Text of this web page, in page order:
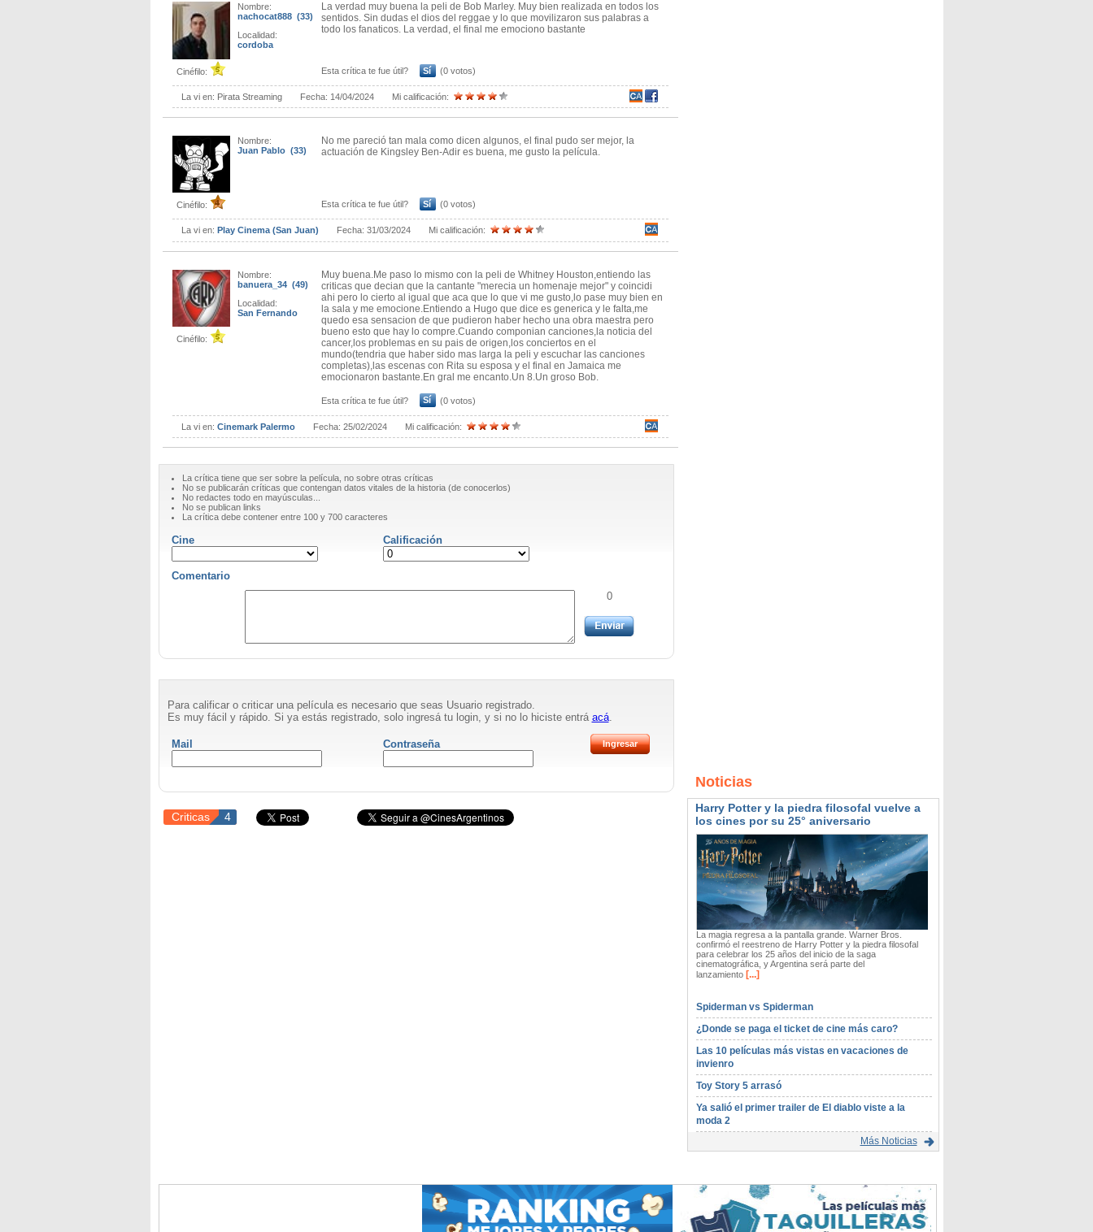
Cinéfilo:
Nombre:
nachocat888 (33)
Localidad:
cordoba
La verdad muy buena la peli de Bob Marley. Muy bien realizada en todos los
sentidos. Sin dudas el dios del reggae y lo que movilizaron sus palabras a
todo los fanaticos. La verdad, el final me emociono bastante
Esta crítica te fue útil? Sí (0 votos)
La vi en: Pirata Streaming Fecha: 14/04/2024 Mi calificación:
Cinéfilo:
Nombre:
Juan Pablo (33)
No me pareció tan mala como dicen algunos, el final pudo ser mejor, la
actuación de Kingsley Ben-Adir es buena, me gusto la película.
Esta crítica te fue útil? Sí (0 votos)
La vi en: Play Cinema (San Juan) Fecha:31/03/2024 Mi calificación:
Cinéfilo:
Nombre:
banuera_34 (49)
Localidad:
San Fernando
Muy buena.Me paso lo mismo con la peli de Whitney Houston,entiendo las
criticas que decian que la cantante "merecia un homenaje mejor" y coincidi
ahi pero lo cierto al igual que aca que lo que vi me gusto,lo pase muy bien en
la sala y me emocione.Entiendo a Hugo que dice es generica y le falta,me
quedo esa sensacion de que pudieron haber hecho una obra maestra pero
bueno esto que hay lo compre.Cuando componian canciones,la noticia del
cancer,los problemas en su pais de origen,los conciertos en el
mundo(tendria que haber sido mas larga la peli y escuchar las canciones
completas),las escenas con Rita su esposa y el final en Jamaica me
emocionaron bastante.En gral me encanto.Un 8.Un groso Bob.
Esta crítica te fue útil? Sí (0 votos)
La vi en:Cinemark Palermo Fecha:25/02/2024 Mi calificación:
La crítica tiene que ser sobre la película, no sobre otras críticas
No se publicarán críticas que contengan datos vitales de la historia (de conocerlos)
No redactes todo en mayúsculas...
No se publican links
La crítica debe contener entre 100 y 700 caracteres
Cine Calificación
Comentario
0
Para calificar o criticar una película es necesario que seas Usuario registrado.
Es muy fácil y rápido. Si ya estás registrado, solo ingresá tu login, y si no lo hiciste entrá acá.
Mail Contraseña
Criticas 4
Noticias
Harry Potter y la piedra filosofal vuelve a
los cines por su 25° aniversario
La magia regresa a la pantalla grande. Warner Bros.
confirmó el reestreno de Harry Potter y la piedra filosofal
para celebrar los 25 años del inicio de la saga
cinematográfica, y Argentina será parte del
lanzamiento[...]
Spiderman vs Spiderman
¿Donde se paga el ticket de cine más caro?
Las 10 películas más vistas en vacaciones de
invienro
Toy Story 5 arrasó
Ya salió el primer trailer de El diablo viste a la
moda 2
Más Noticias